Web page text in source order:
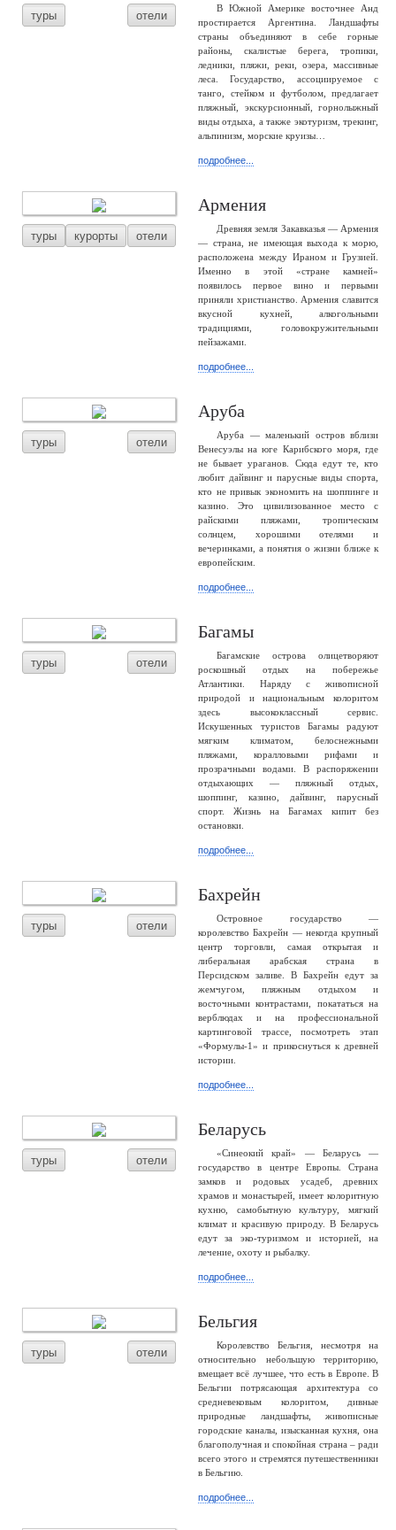
туры отели
В Южной Америке восточнее Анд
простирается Аргентина. Ландшафты
страны объединяют в себе горные
районы, скалистые берега, тропики,
ледники, пляжи, реки, озера, массивные
леса. Государство, ассоциируемое с
танго, стейком и футболом, предлагает
пляжный, экскурсионный, горнолыжный
виды отдыха, а также экотуризм, трекинг,
альпинизм, морские круизы…
подробнее...
туры курорты отели
Армения
Древняя земля Закавказья — Армения
— страна, не имеющая выхода к морю,
расположена между Ираном и Грузией.
Именно в этой «стране камней»
появилось первое вино и первыми
приняли христианство. Армения славится
вкусной кухней, алкогольными
традициями, головокружительными
пейзажами.
подробнее...
туры отели
Аруба
Аруба — маленький остров вблизи
Венесуэлы на юге Карибского моря, где
не бывает ураганов. Сюда едут те, кто
любит дайвинг и парусные виды спорта,
кто не привык экономить на шоппинге и
казино. Это цивилизованное место с
райскими пляжами, тропическим
солнцем, хорошими отелями и
вечеринками, а понятия о жизни ближе к
европейским.
подробнее...
туры отели
Багамы
Багамские острова олицетворяют
роскошный отдых на побережье
Атлантики. Наряду с живописной
природой и национальным колоритом
здесь высококлассный сервис.
Искушенных туристов Багамы радуют
мягким климатом, белоснежными
пляжами, коралловыми рифами и
прозрачными водами. В распоряжении
отдыхающих — пляжный отдых,
шоппинг, казино, дайвинг, парусный
спорт. Жизнь на Багамах кипит без
остановки.
подробнее...
туры отели
Бахрейн
Островное государство —
королевство Бахрейн — некогда крупный
центр торговли, самая открытая и
либеральная арабская страна в
Персидском заливе. В Бахрейн едут за
жемчугом, пляжным отдыхом и
восточными контрастами, покататься на
верблюдах и на профессиональной
картинговой трассе, посмотреть этап
«Формулы-1» и прикоснуться к древней
истории.
подробнее...
туры отели
Беларусь
«Синеокий край» — Беларусь —
государство в центре Европы. Страна
замков и родовых усадеб, древних
храмов и монастырей, имеет колоритную
кухню, самобытную культуру, мягкий
климат и красивую природу. В Беларусь
едут за эко-туризмом и историей, на
лечение, охоту и рыбалку.
подробнее...
туры отели
Бельгия
Королевство Бельгия, несмотря на
относительно небольшую территорию,
вмещает всё лучшее, что есть в Европе. В
Бельгии потрясающая архитектура со
средневековым колоритом, дивные
природные ландшафты, живописные
городские каналы, изысканная кухня, она
благополучная и спокойная страна – ради
всего этого и стремятся путешественники
в Бельгию.
подробнее...